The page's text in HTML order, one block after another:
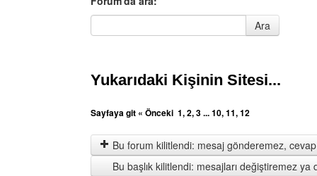
Forum'da ara
Ara
Yukarıdaki Kişinin Sitesi...
Sayfaya git « Önceki 1,2,3...10,11,12
Bu forum kilitlendi: mesaj gönderemez,
Bu başlık kilitlendi: mesajları değiştiremez ya